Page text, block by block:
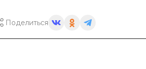
Поделиться